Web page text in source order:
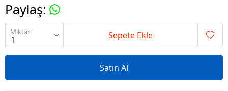
Paylaş:
Miktar Sepete Ekle
Satın Al